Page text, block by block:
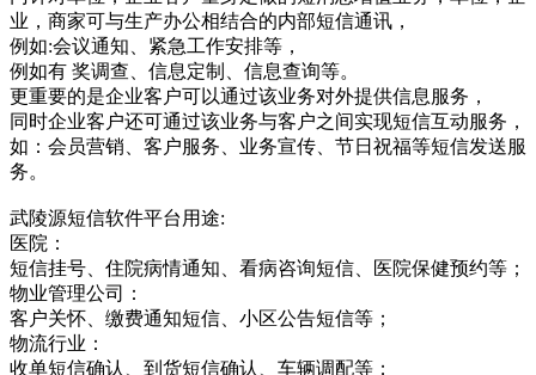
业，商家可与生产办公相结合的内部短信通讯，
例如:会议通知、紧急工作安排等，
例如有 奖调查、信息定制、信息查询等。
更重要的是企业客户可以通过该业务对外提供信息服务，
同时企业客户还可通过该业务与客户之间实现短信互动服务，
如：会员营销、客户服务、业务宣传、节日祝福等短信发送服
务。
武陵源短信软件平台用途:
医院：
短信挂号、住院病情通知、看病咨询短信、医院保健预约等；
物业管理公司：
客户关怀、缴费通知短信、小区公告短信等；
物流行业：
收单短信确认、到货短信确认、车辆调配等；